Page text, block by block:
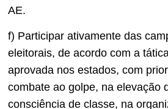
AE.
f) Participar ativamente das
eleitorais, de acordo com a
aprovada nos estados, com
combate ao golpe, na elevação
consciência de classe, na